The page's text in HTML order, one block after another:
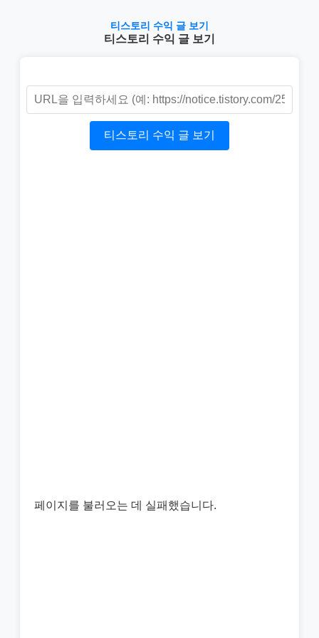
티스토리 수익 글 보기
티스토리 수익 글 보기
티스토리 수익 글 보기
페이지를 불러오는 데 실패했습니다.